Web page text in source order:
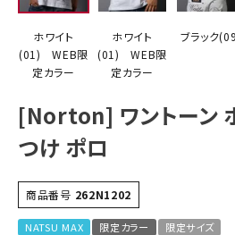
ホワイト
(01) WEB限
定カラー
ホワイト
(01) WEB限
定カラー
ブラック
[Norton] ワントーン
つけ ポロ
商品番号 262N1202
NATSU MAX 限定カラー 限定サイズ